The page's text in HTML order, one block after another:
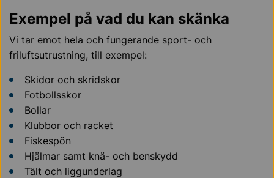
Exempel på vad du kan skänka
Vi tar emot hela och fungerande sport- och
friluftsutrustning, till exempel:
Skidor och skridskor
Fotbollsskor
Bollar
Klubbor och racket
Fiskespön
Hjälmar samt knä- och benskydd
Tält och liggunderlag